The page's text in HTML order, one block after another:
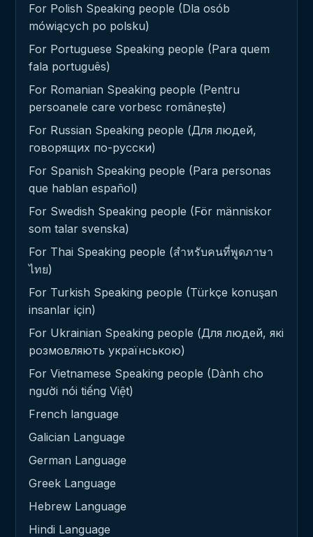
For Polish Speaking people (Dla osób
mówiących po polsku)
For Portuguese Speaking people (Para quem
fala português)
For Romanian Speaking people (Pentru
persoanele care vorbesc românește)
For Russian Speaking people (Для людей,
говорящих по-русски)
For Spanish Speaking people (Para personas
que hablan español)
For Swedish Speaking people (För människor
som talar svenska)
For Thai Speaking people (สำหรับคนที่พูดภาษา
ไทย)
For Turkish Speaking people (Türkçe konuşan
insanlar için)
For Ukrainian Speaking people (Для людей, які
розмовляють українською)
For Vietnamese Speaking people (Dành cho
người nói tiếng Việt)
French language
Galician Language
German Language
Greek Language
Hebrew Language
Hindi Language